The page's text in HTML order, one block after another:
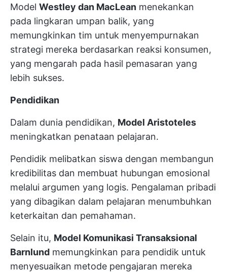
Model Westley dan MacLean menekankan
pada lingkaran umpan balik, yang
memungkinkan tim untuk menyempurnakan
strategi mereka berdasarkan reaksi konsumen,
yang mengarah pada hasil pemasaran yang
lebih sukses.
Pendidikan
Dalam dunia pendidikan, Model Aristoteles
meningkatkan penataan pelajaran.
Pendidik melibatkan siswa dengan membangun
kredibilitas dan membuat hubungan emosional
melalui argumen yang logis. Pengalaman pribadi
yang dibagikan dalam pelajaran menumbuhkan
keterkaitan dan pemahaman.
Selain itu, Model Komunikasi Transaksional
Barnlund memungkinkan para pendidik untuk
menyesuaikan metode pengajaran mereka